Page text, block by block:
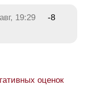
19:29
-8
оценок